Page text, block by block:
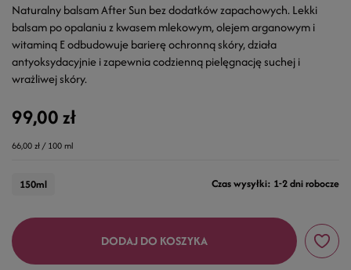
Naturalny balsam After Sun bez dodatków zapachowych. Lekki
balsam po opalaniu z kwasem mlekowym, olejem arganowym i
witaminą E odbudowuje barierę ochronną skóry, działa
antyoksydacyjnie i zapewnia codzienną pielęgnację suchej i
wrażliwej skóry.
99,00 zł
66,00 zł / 100 ml
Czas wysyłki: 1-2 dni robocze
150ml
DODAJ DO KOSZYKA